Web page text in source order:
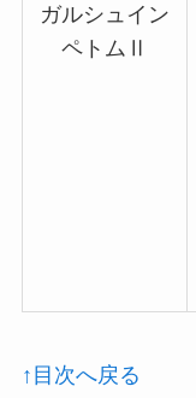
ガルシュイン
ペトムⅡ
↑目次へ戻る